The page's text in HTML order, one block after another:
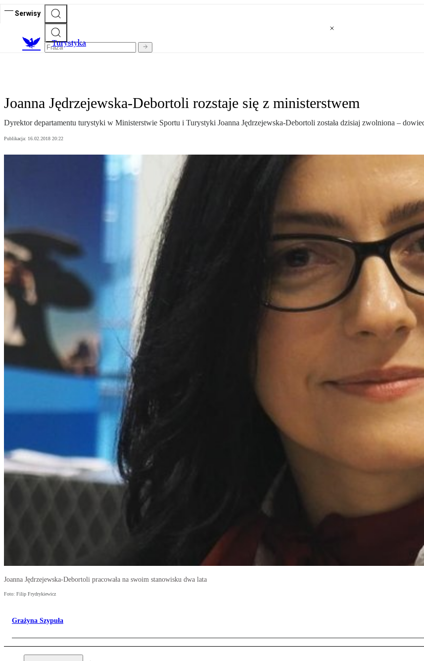
Serwisy
Turystyka
Joanna Jędrzejewska-Debortoli rozstaje się z ministerstwem
Dyrektor departamentu turystyki w Ministerstwie Sportu i Turystyki Joanna Jędrzejewska-Debortoli została dzisiaj zwolniona –
Publikacja: 16.02.2018 20:22
Joanna Jędrzejewska-Debortoli pracowała na swoim stanowisku dwa lata
Foto: Filip Frydrykiewicz
Grażyna Szypuła